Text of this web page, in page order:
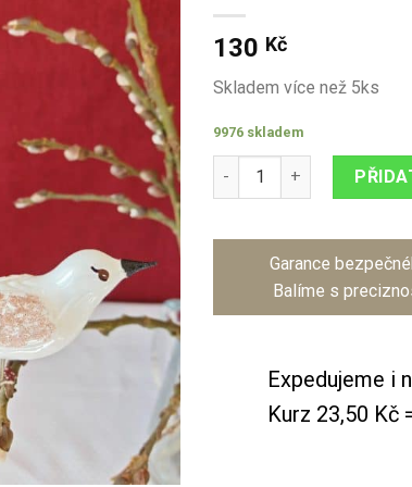
130 Kč
Skladem více než 5ks
9976 skladem
Ptáček hnědobílí množství
Garance
Balíme s
Expedujeme i
Kurz 23,50 Kč